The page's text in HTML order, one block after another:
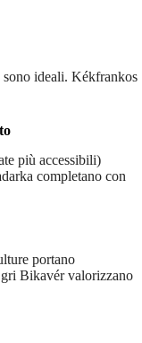
ideali. Kékfrankos
più accessibili)
completano con
portano
Bikavér valorizzano